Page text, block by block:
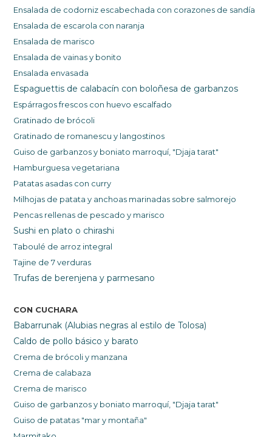
Ensalada de codorniz escabechada con corazones de sandía
Ensalada de escarola con naranja
Ensalada de marisco
Ensalada de vainas y bonito
Ensalada envasada
Espaguettis de calabacín con boloñesa de garbanzos
Espárragos frescos con huevo escalfado
Gratinado de brócoli
Gratinado de romanescu y langostinos
Guiso de garbanzos y boniato marroquí, "Djaja tarat"
Hamburguesa vegetariana
Patatas asadas con curry
Milhojas de patata y anchoas marinadas sobre salmorejo
Pencas rellenas de pescado y marisco
Sushi en plato o chirashi
Taboulé de arroz integral
Tajine de 7 verduras
Trufas de berenjena y parmesano
CON CUCHARA
Babarrunak (Alubias negras al estilo de Tolosa)
Caldo de pollo básico y barato
Crema de brócoli y manzana
Crema de calabaza
Crema de marisco
Guiso de garbanzos y boniato marroquí, "Djaja tarat"
Guiso de patatas "mar y montaña"